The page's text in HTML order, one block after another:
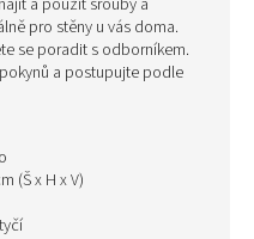
a použít šrouby a
pro stěny u vás doma.
se poradit s odborníkem.
a postupujte podle
(Š x H x V)